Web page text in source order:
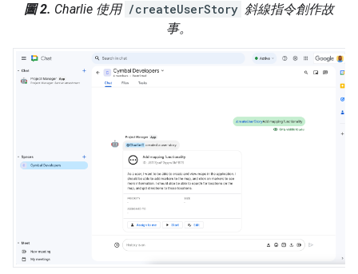
圖 2. Charlie 使用 /createUserStory 斜線指令創作故
事。